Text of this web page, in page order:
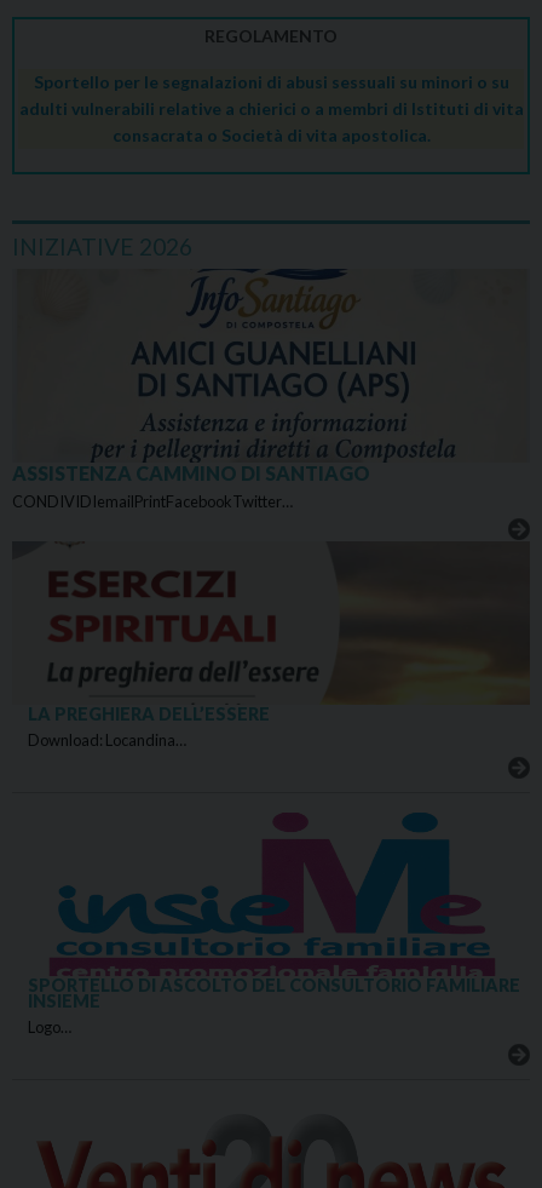
REGOLAMENTO
Sportello per le segnalazioni di abusi sessuali su minori o su
adulti vulnerabili relative a chierici o a membri di Istituti di vita
consacrata o Società di vita apostolica.
INIZIATIVE 2026
ASSISTENZA CAMMINO DI SANTIAGO
CONDIVIDIemailPrintFacebookTwitter…
LA PREGHIERA DELL’ESSERE
Download: Locandina…
SPORTELLO DI ASCOLTO DEL CONSULTORIO FAMILIARE
INSIEME
Logo…